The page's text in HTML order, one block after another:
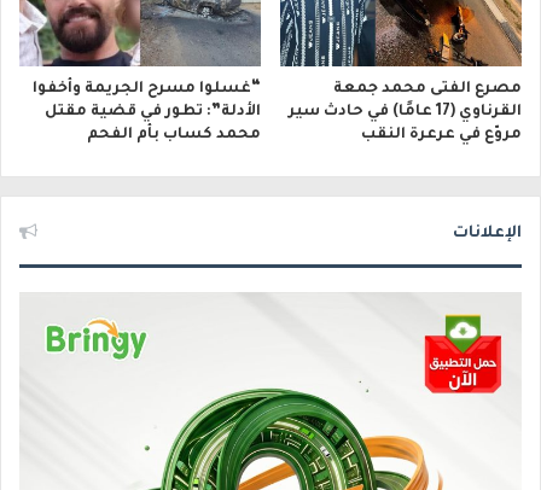
مصرع الفتى محمد جمعة
القرناوي (17 عامًا) في حادث سير
مروّع في عرعرة النقب
“غسلوا مسرح الجريمة وأخفوا
الأدلة”: تطور في قضية مقتل
محمد كساب بأم الفحم
الإعلانات